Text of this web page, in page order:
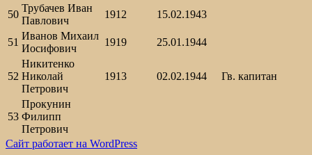
50
Трубачев Иван
Павлович
1912 15.02.1943
51
Иванов Михаил
Иосифович
1919 25.01.1944
52
Никитенко
Николай
Петрович
1913 02.02.1944 Гв. капитан
53
Прокунин
Филипп
Петрович
Сайт работает на WordPress